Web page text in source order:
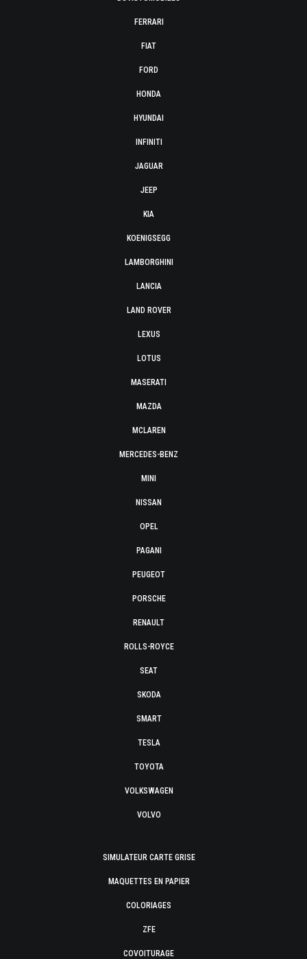
FERRARI
FIAT
FORD
HONDA
HYUNDAI
INFINITI
JAGUAR
JEEP
KIA
KOENIGSEGG
LAMBORGHINI
LANCIA
LAND ROVER
LEXUS
LOTUS
MASERATI
MAZDA
MCLAREN
MERCEDES-BENZ
MINI
NISSAN
OPEL
PAGANI
PEUGEOT
PORSCHE
RENAULT
ROLLS-ROYCE
SEAT
SKODA
SMART
TESLA
TOYOTA
VOLKSWAGEN
VOLVO
SIMULATEUR CARTE GRISE
MAQUETTES EN PAPIER
COLORIAGES
ZFE
COVOITURAGE